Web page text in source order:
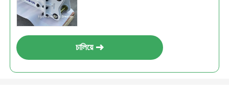
চালিয়ে